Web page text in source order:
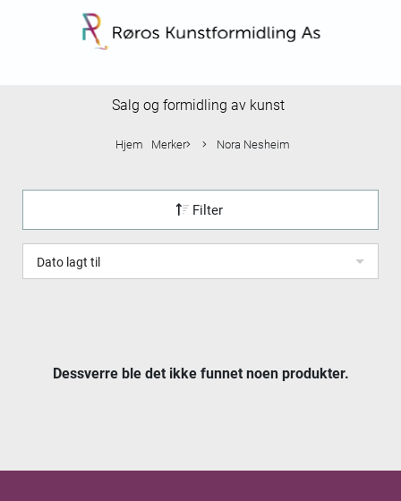
Salg og formidling av kunst
Hjem Merker Nora Nesheim
Filter
Dato lagt til
Dessverre ble det ikke funnet noen produkter.